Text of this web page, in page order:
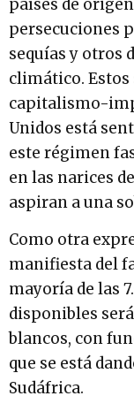
países de
persecuciones
sequías y otros
climático.
capitalismo-
Unidos está
este régimen
en las narices
aspiran a una
Como otra
manifiesta del
mayoría de las
disponibles
blancos, con
que se está
Sudáfrica.